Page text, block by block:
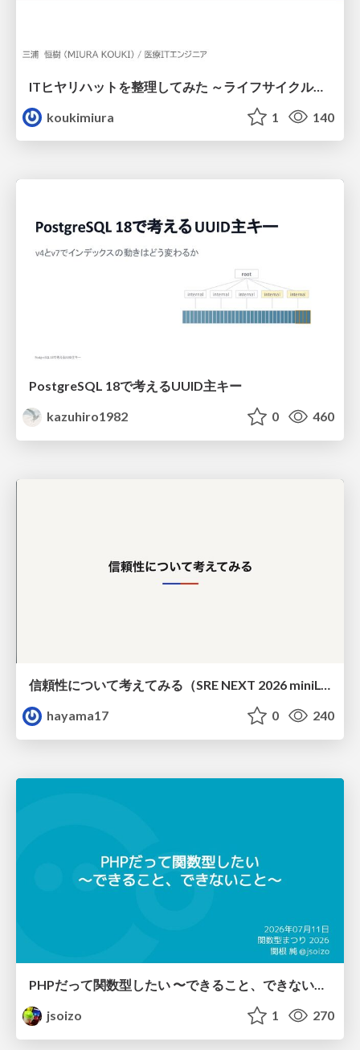
ITヒヤリハットを整理してみた ～ライフサイクルと原因から考える再発防止策～
koukimiura
1 140
PostgreSQL 18で考えるUUID主キー
kazuhiro1982
0 460
信頼性について考えてみる（SRE NEXT 2026 miniLT）
hayama17
0 240
jsoizo
1 270